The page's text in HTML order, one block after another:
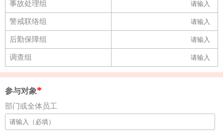
事故处理组
警戒联络组
后勤保障组
调查组
参与对象
部门或全体员工